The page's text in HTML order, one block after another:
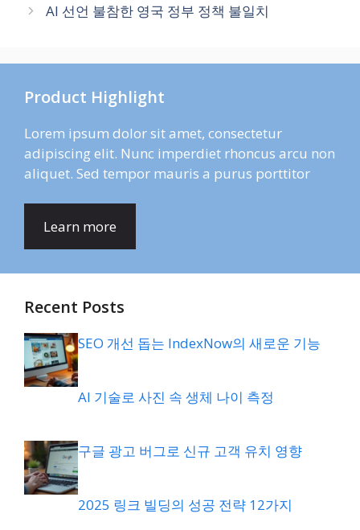
AI 선언 불참한 영국 정부 정책 불일치
Product Highlight
Lorem ipsum dolor sit amet, consectetur
adipiscing elit. Nunc imperdiet rhoncus arcu non
aliquet. Sed tempor mauris a purus porttitor
Learn more
Recent Posts
SEO 개선 돕는 IndexNow의 새로운 기능
AI 기술로 사진 속 생체 나이 측정
구글 광고 버그로 신규 고객 유치 영향
2025 링크 빌딩의 성공 전략 12가지